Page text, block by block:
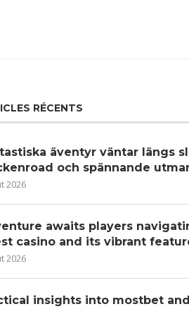
RÉCENTS
äventyr väntar längs
och spännande
2026
awaits players
casino and its vibrant
2026
insights into mostbet